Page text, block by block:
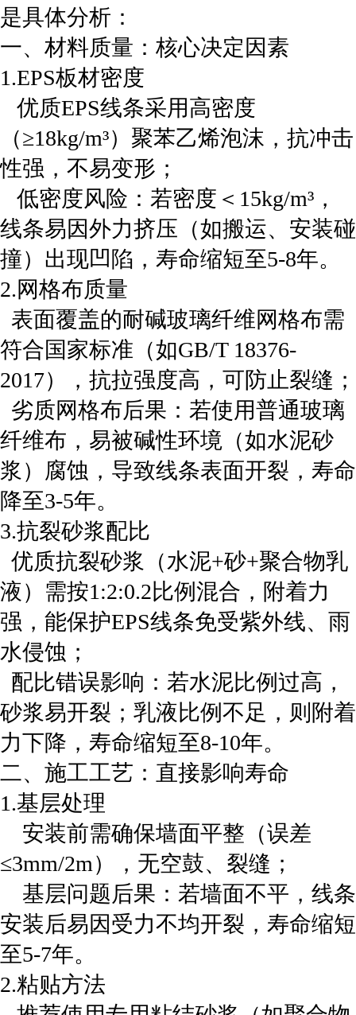
是具体分析：
一、材料质量：核心决定因素‌
‌1.EPS板材密度‌
优质EPS线条采用高密度
（≥18kg/m³）聚苯乙烯泡沫，抗冲击
性强，不易变形；
‌ 低密度风险‌：若密度＜15kg/m³，
线条易因外力挤压（如搬运、安装碰
撞）出现凹陷，寿命缩短至5-8年。
2.‌网格布质量‌
表面覆盖的耐碱玻璃纤维网格布需
符合国家标准（如GB/T 18376-
2017），抗拉强度高，可防止裂缝；
‌劣质网格布后果‌：若使用普通玻璃
纤维布，易被碱性环境（如水泥砂
浆）腐蚀，导致线条表面开裂，寿命
降至3-5年。
‌3.抗裂砂浆配比‌
优质抗裂砂浆（水泥+砂+聚合物乳
液）需按1:2:0.2比例混合，附着力
强，能保护EPS线条免受紫外线、雨
水侵蚀；
‌配比错误影响‌：若水泥比例过高，
砂浆易开裂；乳液比例不足，则附着
力下降，寿命缩短至8-10年。
‌二、施工工艺：直接影响寿命‌
1.‌基层处理‌
安装前需确保墙面平整（误差
≤3mm/2m），无空鼓、裂缝；
‌ 基层问题后果‌：若墙面不平，线条
安装后易因受力不均开裂，寿命缩短
至5-7年。
‌2.粘贴方法‌